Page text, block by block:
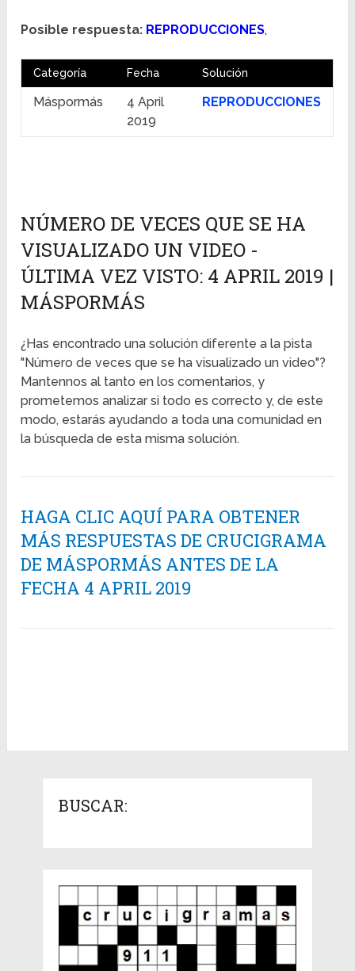
Posible respuesta: REPRODUCCIONES,
Categoría Fecha Solución
Máspormás
4 April
2019
REPRODUCCIONES
NÚMERO DE VECES QUE SE HA
VISUALIZADO UN VIDEO -
ÚLTIMA VEZ VISTO: 4 APRIL 2019 |
MÁSPORMÁS
¿Has encontrado una solución diferente a la pista
"Número de veces que se ha visualizado un video"?
Mantennos al tanto en los comentarios, y
prometemos analizar si todo es correcto y, de este
modo, estarás ayudando a toda una comunidad en
la búsqueda de esta misma solución.
HAGA CLIC AQUÍ PARA OBTENER
MÁS RESPUESTAS DE CRUCIGRAMA
DE MÁSPORMÁS ANTES DE LA
FECHA 4 APRIL 2019
BUSCAR: